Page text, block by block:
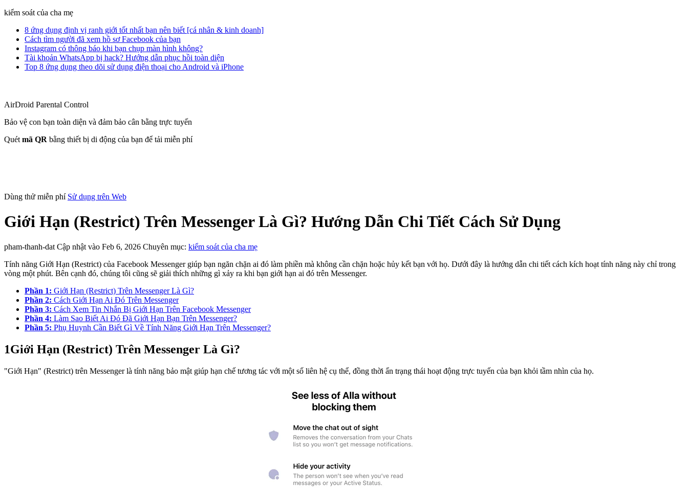
kiểm soát của cha mẹ
8 ứng dụng định vị ranh giới tốt nhất bạn nên biết [cá nhân & kinh doanh]
Cách tìm người đã xem hồ sơ Facebook của bạn
Instagram có thông báo khi bạn chụp màn hình không?
Tài khoản WhatsApp bị hack? Hướng dẫn phục hồi toàn diện
Top 8 ứng dụng theo dõi sử dụng điện thoại cho Android và iPhone
AirDroid Parental Control
Bảo vệ con bạn toàn diện và đảm bảo cân bằng trực tuyến
Quét mã QR bằng thiết bị di động của bạn để tải miễn phí
Dùng thử miễn phí Sử dụng trên Web
Giới Hạn (Restrict) Trên Messenger Là Gì? Hướng Dẫn Chi Tiết Cách Sử Dụng
pham-thanh-dat Cập nhật vào Feb 6, 2026 Chuyên mục: kiểm soát của cha mẹ
Tính năng Giới Hạn (Restrict) của Facebook Messenger giúp bạn ngăn chặn ai đó làm phiền mà không cần chặn hoặc hủy kết bạn với họ. Dưới đây là hướng dẫn chi tiết cách kích hoạt tính năng này chỉ trong
vòng một phút. Bên cạnh đó, chúng tôi cũng sẽ giải thích những gì xảy ra khi bạn giới hạn ai đó trên Messenger.
Phần 1: Giới Hạn (Restrict) Trên Messenger Là Gì?
Phần 2: Cách Giới Hạn Ai Đó Trên Messenger
Phần 3: Cách Xem Tin Nhắn Bị Giới Hạn Trên Facebook Messenger
Phần 4: Làm Sao Biết Ai Đó Đã Giới Hạn Bạn Trên Messenger?
Phần 5: Phụ Huynh Cần Biết Gì Về Tính Năng Giới Hạn Trên Messenger?
1Giới Hạn (Restrict) Trên Messenger Là Gì?
"Giới Hạn" (Restrict) trên Messenger là tính năng bảo mật giúp hạn chế tương tác với một số liên hệ cụ thể, đồng thời ẩn trạng thái hoạt động trực tuyến của bạn khỏi tầm nhìn của họ.